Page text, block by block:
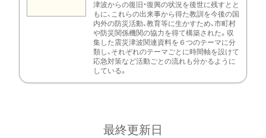
津波からの復旧・復興の状況を後世に残すとと
もに、これらの出来事から得た教訓を今後の国
内外の防災活動、教育等に生かすため、市町村
や防災関係機関の協力を得て構築された。収
集した震災津波関連資料を６つのテーマに分
類し、それぞれのテーマごとに時間軸を設けて
応急対策など活動ごとの流れも分かるように
している。
最終更新日